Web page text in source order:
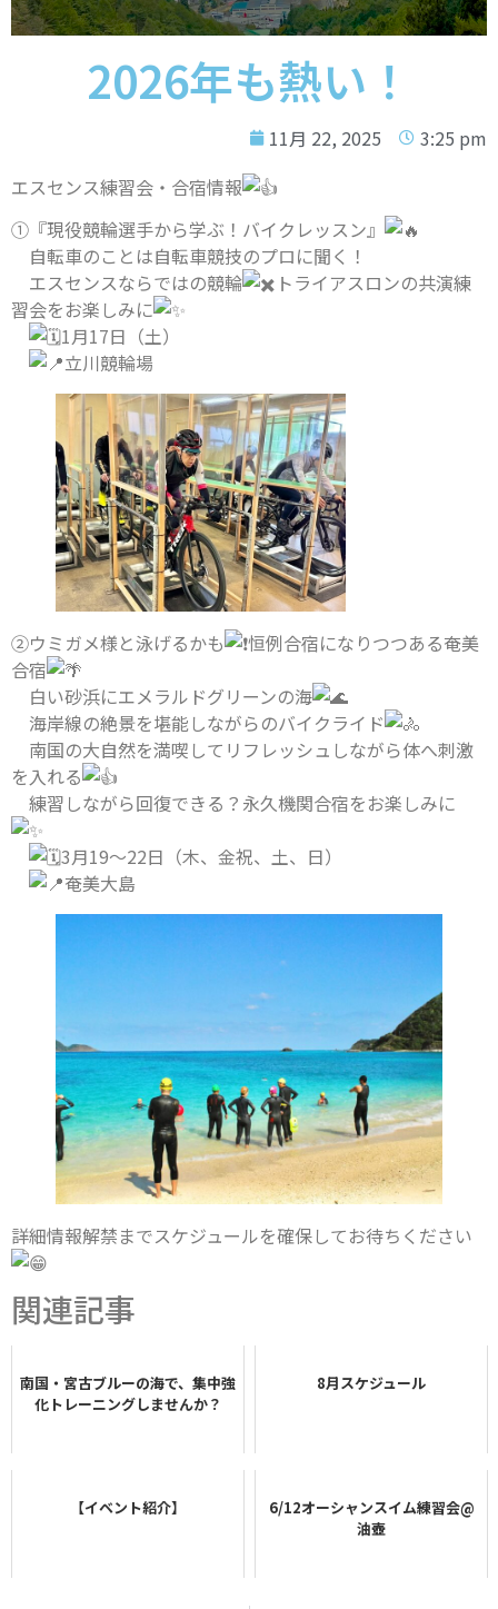
2026年も熱い！
11月 22, 2025
3:25 pm
エスセンス練習会・合宿情報
①『現役競輪選手から学ぶ！バイクレッスン』
自転車のことは自転車競技のプロに聞く！
エスセンスならではの競輪
トライアスロンの共演練
習会をお楽しみに
1月17日（土）
立川競輪場
②ウミガメ様と泳げるかも
恒例合宿になりつつある奄美
合宿
白い砂浜にエメラルドグリーンの海
海岸線の絶景を堪能しながらのバイクライド
南国の大自然を満喫してリフレッシュしながら体へ刺激
を入れる
練習しながら回復できる？永久機関合宿をお楽しみに
3月19〜22日（木、金祝、土、日）
奄美大島
詳細情報解禁までスケジュールを確保してお待ちください
関連記事
南国・宮古ブルーの海で、集中強
化トレーニングしませんか？
8月スケジュール
【イベント紹介】
6/12オーシャンスイム練習会@
油壺